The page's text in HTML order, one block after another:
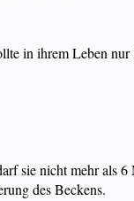
in ihrem Leben
sie nicht mehr als 6
des Beckens.